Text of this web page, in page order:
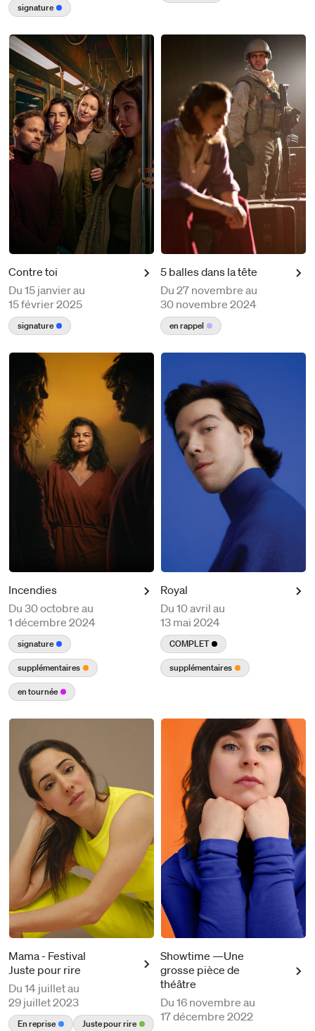
signature
Contre toi
Du 15 janvier au
15 février 2025
signature
5 balles dans la tête
Du 27 novembre au
30 novembre 2024
en rappel
Incendies
Du 30 octobre au
1 décembre 2024
signature
supplémentaires
en tournée
Royal
Du 10 avril au
13 mai 2024
COMPLET
supplémentaires
Mama - Festival
Juste pour rire
Du 14 juillet au
29 juillet 2023
En reprise Juste pour rire
Showtime —Une
grosse pièce de
théâtre
Du 16 novembre au
17 décembre 2022